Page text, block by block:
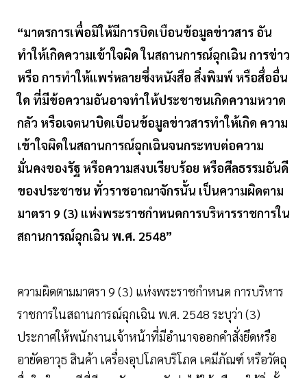
“มาตรการเพื่อมิให้มีการบิดเบือนข้อมูลข่าวสาร อัน
ทำให้เกิดความเข้าใจผิด ในสถานการณ์ฉุกเฉิน การข่าว
หรือ การทำให้แพร่หลายซึ่งหนังสือ สิ่งพิมพ์ หรือสื่ออื่น
ใด ที่มีข้อความอันอาจทำให้ประชาชนเกิดความหวาด
กลัว หรือเจตนาบิดเบือนข้อมูลข่าวสารทำให้เกิด ความ
เข้าใจผิดในสถานการณ์ฉุกเฉินจนกระทบต่อความ
มั่นคงของรัฐ หรือความสงบเรียบร้อย หรือศีลธรรมอันดี
ของประชาชน ทั่วราชอาณาจักรนั้น เป็นความผิดตาม
มาตรา 9 (3) แห่งพระราชกำหนดการบริหารราชการใน
สถานการณ์ฉุกเฉิน พ.ศ. 2548”
ความผิดตามมาตรา 9 (3) แห่งพระราชกําหนด การบริหาร
ราชการในสถานการณ์ฉุกเฉิน พ.ศ. 2548 ระบุว่า (3)
ประกาศให้พนักงานเจ้าหน้าที่มีอำนาจออกคำสั่งยึดหรือ
อายัดอาวุธ สินค้า เครื่องอุปโภคบริโภค เคมีภัณฑ์ หรือวัตถุ